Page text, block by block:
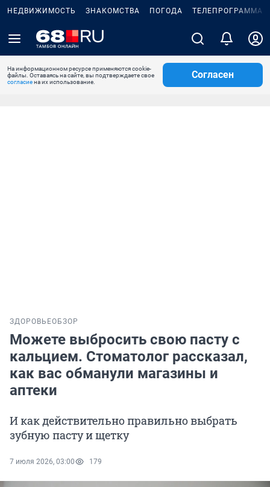
НЕДВИЖИМОСТЬ ЗНАКОМСТВА ПОГОДА ТЕЛЕПРОГРАММА
На информационном ресурсе применяются cookie-
файлы. Оставаясь на сайте, вы подтверждаете свое
согласиена их использование.
Согласен
ЗДОРОВЬЕОБЗОР
Можете выбросить свою пасту с
кальцием. Стоматолог рассказал,
как вас обманули магазины и
аптеки
И как действительно правильно выбрать
зубную пасту и щетку
7 июля 2026, 03:00 179